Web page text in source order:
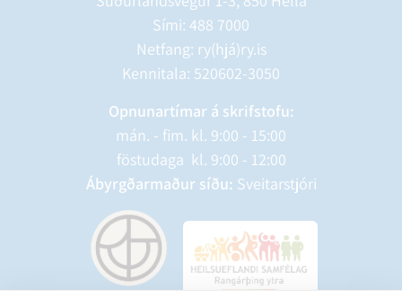
Sími: 488 7000
Netfang: ry(hjá)ry.is
Kennitala: 520602-3050
Opnunartímar á skrifstofu:
mán. - fim. kl. 9:00 - 15:00
föstudaga kl. 9:00 - 12:00
Ábyrgðarmaður síðu: Sveitarstjóri